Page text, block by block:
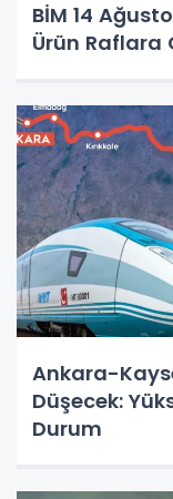
BİM 14
Ürün Raflara
Ankara-
Düşecek:
Durum